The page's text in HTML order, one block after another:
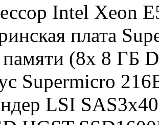
Intel Xeon
плата
(8x 8 ГБ
Supermicro
LSI